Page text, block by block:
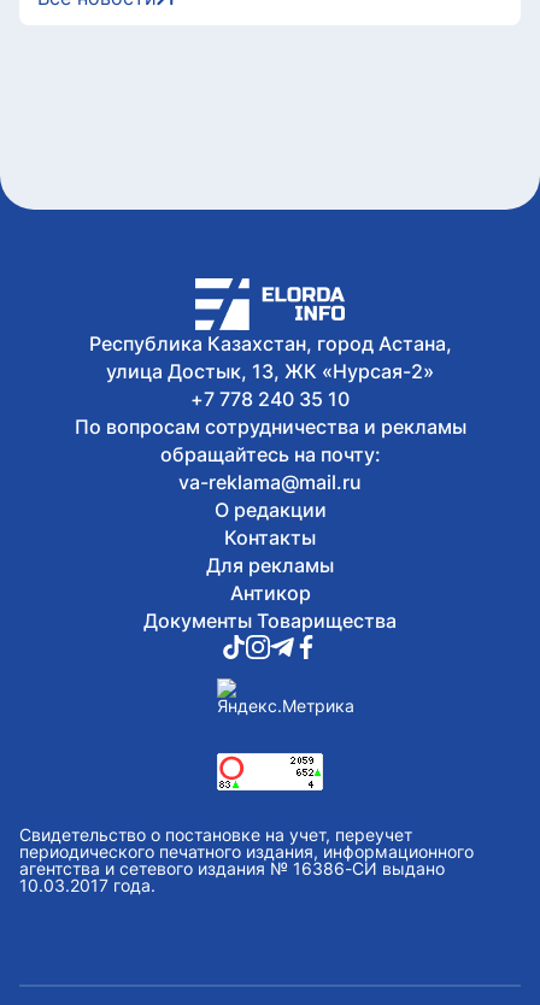
юниорского ЧМ
10 суток в Астане
Сегодня, 12:00
Избирателям Астаны рекомендуют
заранее проверить данные перед
голосованием
Республика Казахстан, город Астана,
улица Достык, 13, ЖК «Нурсая-2»
+7 778 240 35 10
По вопросам сотрудничества и рекламы
обращайтесь на почту:
va-reklama@mail.ru
О редакции
Контакты
Для рекламы
Антикор
Документы Товарищества
Свидетельство о постановке на учет, переучет
периодического печатного издания, информационного
агентства и сетевого издания № 16386-СИ выдано
10.03.2017 года.